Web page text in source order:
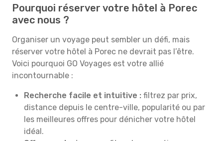
Pourquoi réserver votre hôtel à Porec
avec nous ?
Organiser un voyage peut sembler un défi, mais
réserver votre hôtel à Porec ne devrait pas l’être.
Voici pourquoi GO Voyages est votre allié
incontournable :
Recherche facile et intuitive : filtrez par prix,
distance depuis le centre-ville, popularité ou par
les meilleures offres pour dénicher votre hôtel
idéal.